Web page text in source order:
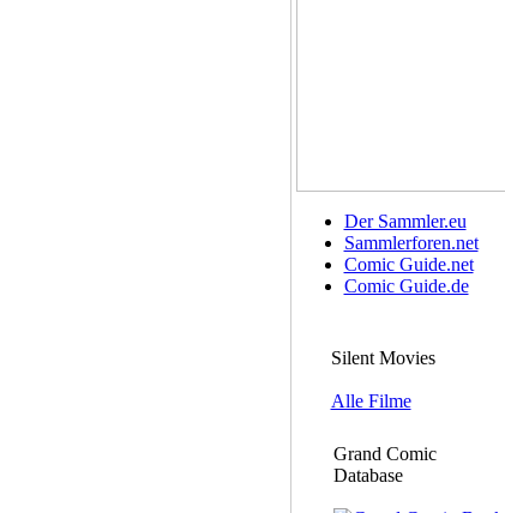
Der Sammler.eu
Sammlerforen.net
Comic Guide.net
Comic Guide.de
Silent Movies
Alle Filme
Grand Comic
Database